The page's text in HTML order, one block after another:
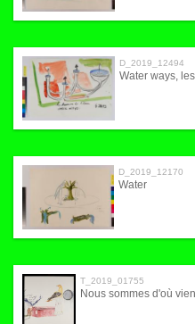
D_2019_12494
Water ways,
D_2019_12170
Water
T_2019_01755
Nous sommes d'où